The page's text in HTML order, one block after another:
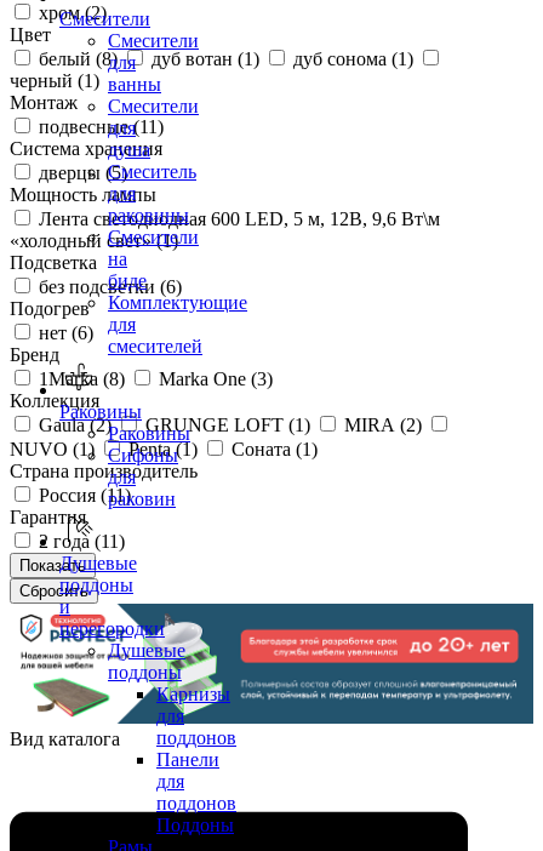
Смесители
Смесители
для
ванны
Смесители
для
душа
Смеситель
для
раковины
Смесители
на
биде
Комплектующие
для
смесителей
Раковины
Раковины
Сифоны
для
раковин
Душевые
поддоны
и
перегородки
Душевые
поддоны
Карнизы
для
поддонов
Панели
для
поддонов
Поддоны
хром (2)
Цвет
белый (8) дуб вотан (1) дуб сонома (1)
черный (1)
Монтаж
подвесные (11)
Система хранения
дверцы (5)
Мощность лампы
Лента светодиодная 600 LED, 5 м, 12В, 9,6 Вт\м
«холодный свет» (1)
Подсветка
без подсветки (6)
Подогрев
нет (6)
Бренд
1Marka (8) Marka One (3)
Коллекция
Gaula (2) GRUNGE LOFT (1) MIRA (2)
NUVO (1) Penta (1) Соната (1)
Страна производитель
Россия (11)
Гарантия
2 года (11)
Вид каталога